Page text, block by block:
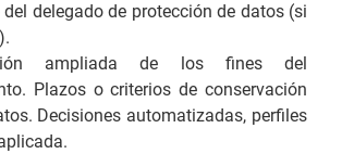
delegado de protección de datos (si
ampliada de los fines del
Plazos o criterios de conservación
Decisiones automatizadas, perfiles